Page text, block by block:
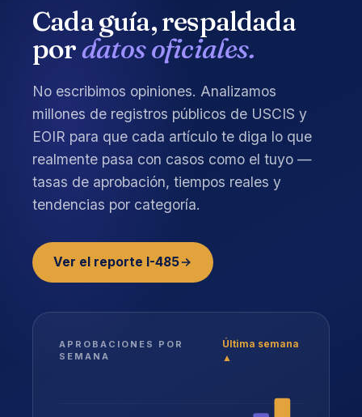
Cada guía, respaldada
pordatos oficiales.
No escribimos opiniones. Analizamos
millones de registros públicos de USCIS y
EOIR para que cada artículo te diga lo que
realmente pasa con casos como el tuyo —
tasas de aprobación, tiempos reales y
tendencias por categoría.
Ver el reporte I-485
APROBACIONES POR
SEMANA
Última semana
▲